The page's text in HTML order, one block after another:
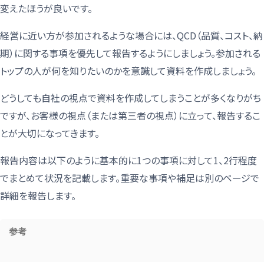
変えたほうが良いです。
経営に近い方が参加されるような場合には、QCD（品質、コスト、納
期）に関する事項を優先して報告するようにしましょう。参加される
トップの人が何を知りたいのかを意識して資料を作成しましょう。
どうしても自社の視点で資料を作成してしまうことが多くなりがち
ですが、お客様の視点（または第三者の視点）に立って、報告するこ
とが大切になってきます。
報告内容は以下のように基本的に1つの事項に対して1、2行程度
でまとめて状況を記載します。重要な事項や補足は別のページで
詳細を報告します。
参考